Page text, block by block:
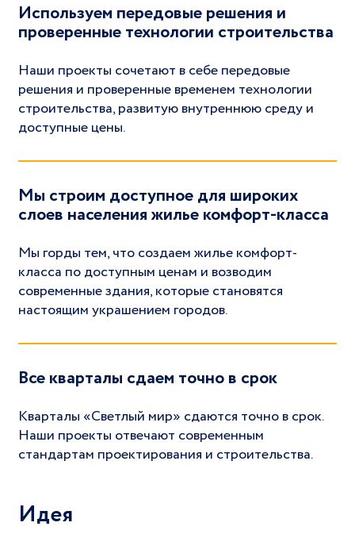
Используем передовые решения и
проверенные технологии строительства
Наши проекты сочетают в себе передовые
решения и проверенные временем технологии
строительства, развитую внутреннюю среду и
доступные цены.
Мы строим доступное для широких
слоев населения жилье комфорт-класса
Мы горды тем, что создаем жилье комфорт-
класса по доступным ценам и возводим
современные здания, которые становятся
настоящим украшением городов.
Все кварталы сдаем точно в срок
Кварталы «Светлый мир» сдаются точно в срок.
Наши проекты отвечают современным
стандартам проектирования и строительства.
Идея